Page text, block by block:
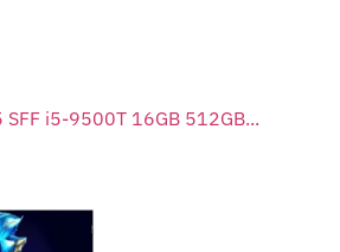
SFF i5-9500T 16GB 512GB...